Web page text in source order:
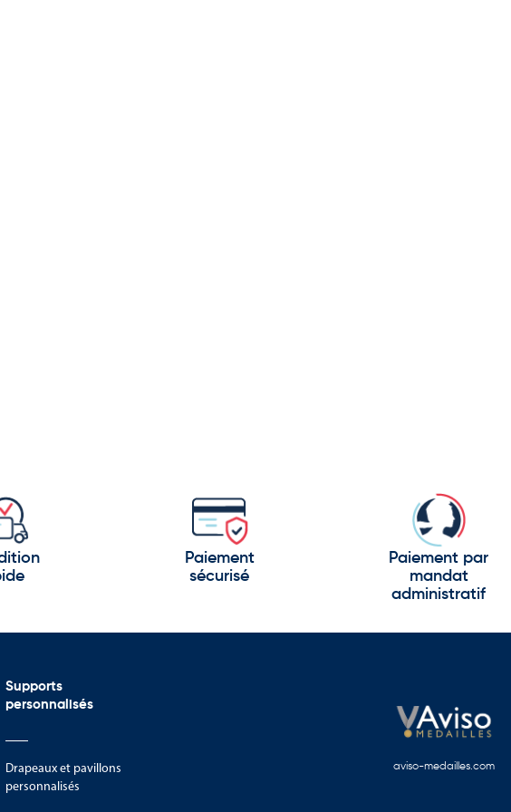
Paiement
sécurisé
Paiement par
mandat
administratif
Supports
personnalisés
Drapeaux et pavillons
personnalisés
aviso-medailles.com